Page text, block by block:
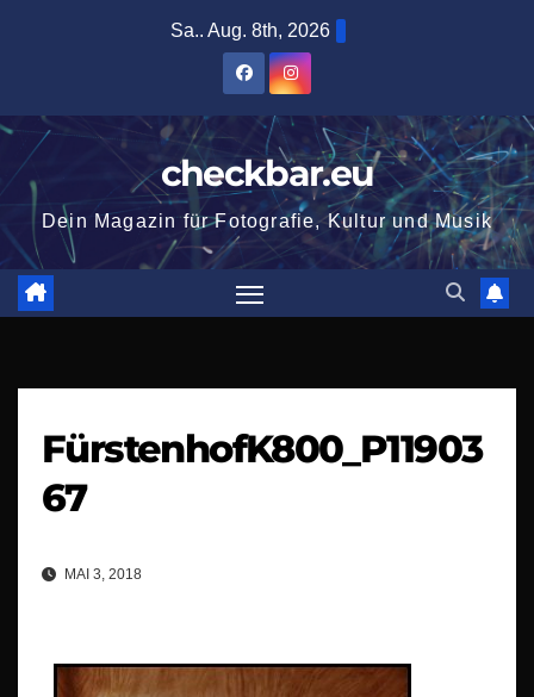
Sa.. Aug. 8th, 2026
checkbar.eu
Dein Magazin für Fotografie, Kultur und Musik
FürstenhofK800_P11903
67
MAI 3, 2018